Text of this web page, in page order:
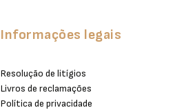
Informações legais
Resolução de litígios
Livros de reclamações
Política de privacidade